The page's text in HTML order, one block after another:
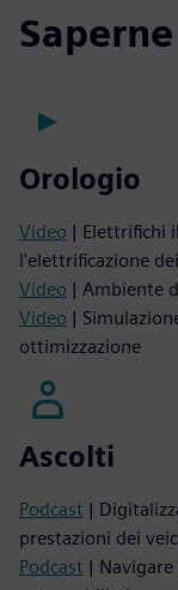
Orologio
Video | Elettrifichi
l'elettrificazione
Video | Ambiente
Video |
ottimizzazione
Ascolti
Podcast |
prestazioni dei
Podcast |